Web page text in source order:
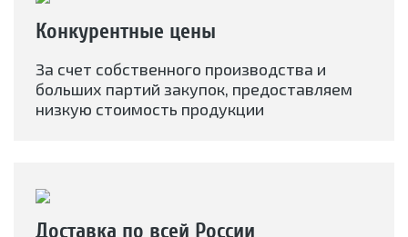
Конкурентные цены
За счет собственного производства и
больших партий закупок, предоставляем
низкую стоимость продукции
Доставка по всей России